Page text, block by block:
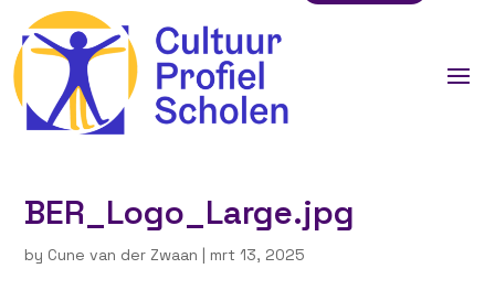
BER_Logo_Large.jpg
by Cune van der Zwaan | mrt 13, 2025